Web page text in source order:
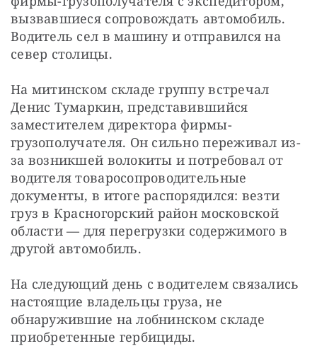
вызвавшиеся сопровождать автомобиль.
Водитель сел в машину и отправился на
север столицы.
На митинском складе группу встречал
Денис Тумаркин, представившийся
заместителем директора фирмы-
грузополучателя. Он сильно переживал из-
за возникшей волокиты и потребовал от
водителя товаросопроводительные
документы, в итоге распорядился: везти
груз в Красногорский район московской
области — для перегрузки содержимого в
другой автомобиль.
На следующий день с водителем связались
настоящие владельцы груза, не
обнаружившие на лобнинском складе
приобретенные гербициды.